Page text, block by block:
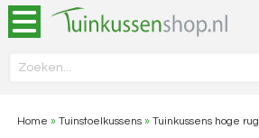
Home » Tuinstoelkussens» Tuinkussens hoge rug